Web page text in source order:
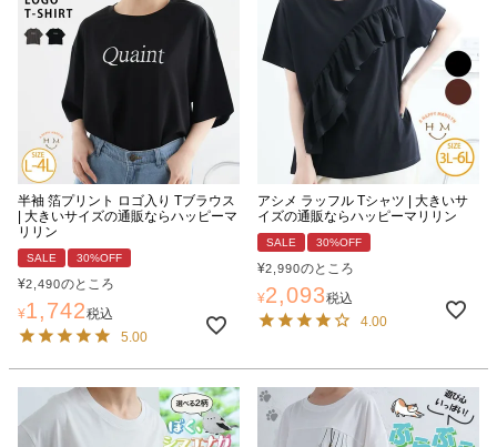
半袖 箔プリント ロゴ入り Tブラウス
| 大きいサイズの通販ならハッピーマ
リリン
SALE 30%OFF
¥2,490のところ
¥1,742税込
5.00
アシメ ラッフル Tシャツ | 大きいサ
イズの通販ならハッピーマリリン
SALE 30%OFF
¥2,990のところ
¥2,093税込
4.00